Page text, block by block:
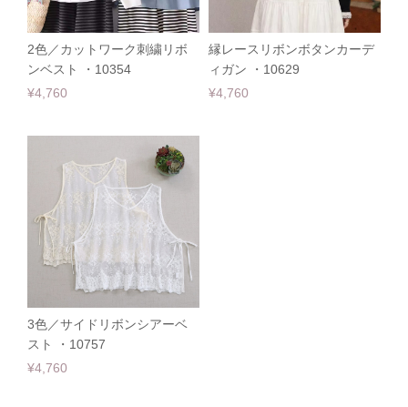
2色／カットワーク刺繍リボ
ンベスト ・10354
¥4,760
縁レースリボンボタンカーデ
ィガン ・10629
¥4,760
3色／サイドリボンシアーベ
スト ・10757
¥4,760